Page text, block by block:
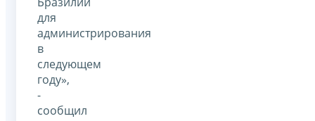
для
администрирования
в
следующем
году»,
-
сообщил